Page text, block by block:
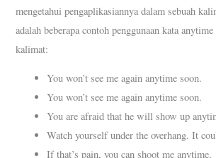
mengetahui pengaplikasiannya dalam sebuah
adalah beberapa contoh penggunaan kata
kalimat:
You won’t see me again anytime soon.
You won’t see me again anytime soon.
You are afraid that he will show up
Watch yourself under the overhang. It
If that’s pain, you can shoot me anytime.